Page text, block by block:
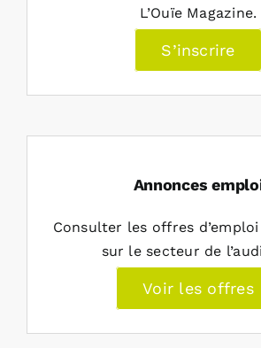
L’Ouïe Magazine.
S’inscrire
Annonces
Consulter les offres
sur le secteur de
Voir les offres